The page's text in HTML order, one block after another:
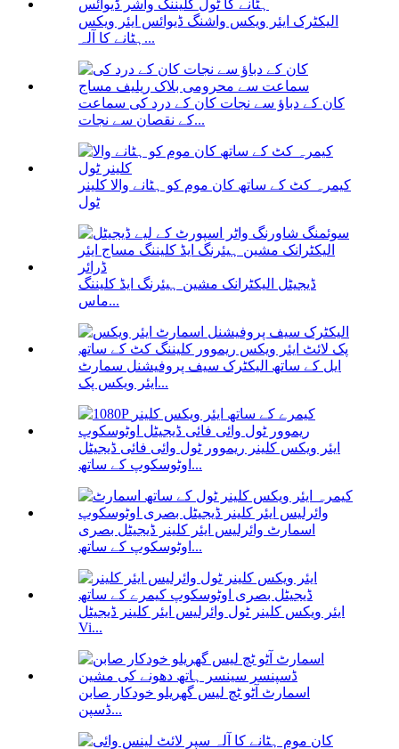
الیکٹرک ایئر ویکس واشنگ ڈیوائس ایئر ویکس
ہٹانے کا آلہ...
کان کے دباؤ سے نجات کان کے درد کی سماعت
کے نقصان سے نجات...
کیمرہ کٹ کے ساتھ کان موم کو ہٹانے والا کلینر
ٹول
ڈیجیٹل الیکٹرانک مشین ہیئرنگ ایڈ کلیننگ
ماس...
ایل کے ساتھ الیکٹرک سیف پروفیشنل سمارٹ
ایئر ویکس پک...
ایئر ویکس کلینر ریموور ٹول وائی فائی ڈیجیٹل
اوٹوسکوپ کے ساتھ...
اسمارٹ وائرلیس ایئر کلینر ڈیجیٹل بصری
اوٹوسکوپ کے ساتھ...
ایئر ویکس کلینر ٹول وائرلیس ایئر کلینر ڈیجیٹل
Vi...
اسمارٹ آٹو ٹچ لیس گھریلو خودکار صابن
ڈسپن...